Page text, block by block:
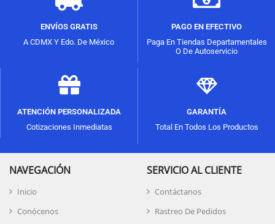
ENVÍOS GRATIS
A CDMX Y Edo. De México
PAGO EN EFECTIVO
Paga En Tiendas Departamentales
O De Autoservicio
ATENCIÓN PERSONALIZADA
Cotizaciones Inmediatas
GARANTÍA
Total En Todos Los Productos
NAVEGACIÓN
Inicio
Conócenos
SERVICIO AL CLIENTE
Contáctanos
Rastreo De Pedidos